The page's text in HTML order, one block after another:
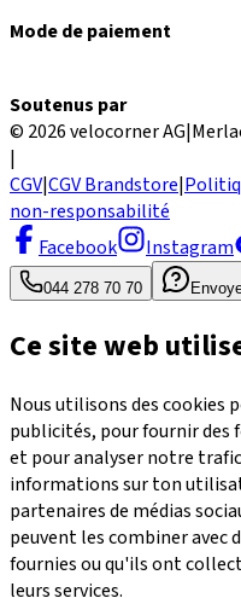
Mode de paiement
Soutenus par
© 2026 velocorner AG|
|
CGV|CGV Brandstore|
non-responsabilité
Facebook
Instagram
044 278 70 70
Ce site web
Nous utilisons des cookies
publicités, pour fournir des
et pour analyser notre
informations sur ton
partenaires de médias
peuvent les combiner avec
fournies ou qu'ils ont
leurs services.